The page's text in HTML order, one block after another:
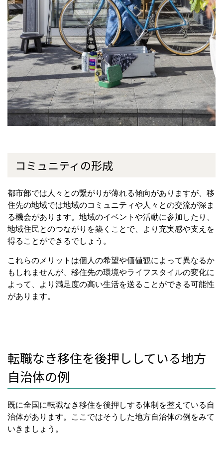
コミュニティの形成
都市部では人々との繋がりが薄れる傾向がありますが、移
住先の地域では地域のコミュニティや人々との交流が深ま
る機会があります。地域のイベントや活動に参加したり、
地域住民とのつながりを築くことで、より充実感や支えを
得ることができるでしょう。
これらのメリットは個人の希望や価値観によって異なるか
もしれませんが、移住先の環境やライフスタイルの変化に
よって、より満足度の高い生活を送ることができる可能性
があります。
転職なき移住を後押ししている地方
自治体の例
既に全国に転職なき移住を後押しする体制を整えている自
治体があります。ここではそうした地方自治体の例をみて
いきましょう。